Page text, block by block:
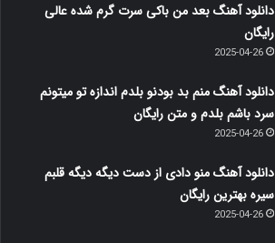
دانلود آهنگ بعد من باکی سرت گرم شده عالی
رایگان
2025-04-26
دانلود آهنگ منم بد بودنو بلدم اندازه تو میتونم
سرد باشم بلدم و متن رایگان
2025-04-26
دانلود آهنگ منو دادی از دست دیگه دیگه قلبم
سیره بهترین رایگان
2025-04-26